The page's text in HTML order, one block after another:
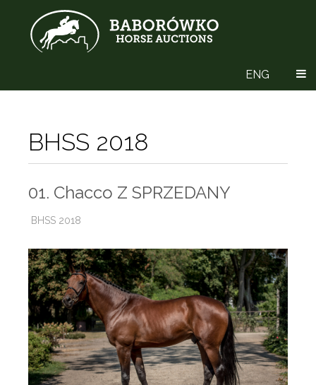
ENG
BHSS 2018
01. Chacco Z SPRZEDANY
BHSS 2018